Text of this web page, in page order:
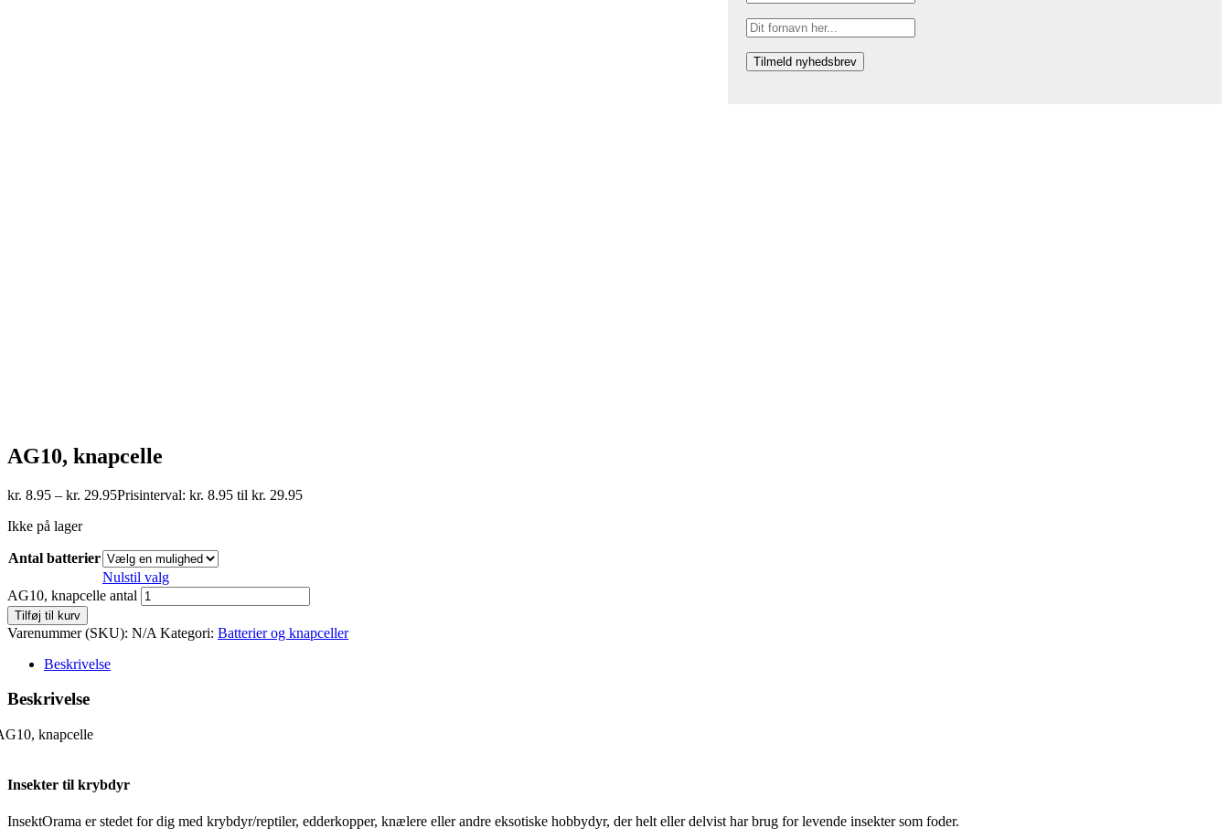
AG10, knapcelle
kr. 8.95 – kr. 29.95Prisinterval: kr. 8.95 til kr. 29.95
Ikke på lager
Antal batterier
Nulstil valg
AG10, knapcelle antal
Tilføj til kurv
Varenummer (SKU): N/A Kategori: Batterier og knapceller
Beskrivelse
Beskrivelse
knapcelle
Insekter til krybdyr
InsektOrama er stedet for dig med krybdyr/reptiler, edderkopper, knælere eller andre eksotiske hobbydyr, der helt eller delvist har brug for levende insekter som foder.